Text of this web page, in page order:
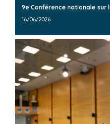
9e Conférence nationale sur
16/06/2026